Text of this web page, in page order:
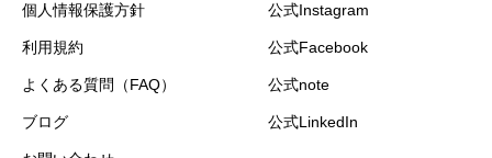
個人情報保護方針
利用規約
よくある質問（FAQ）
ブログ
公式Instagram
公式Facebook
公式note
公式LinkedIn